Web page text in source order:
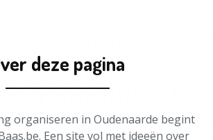
deze pagina
organiseren in Oudenaarde begint
Een site vol met ideeën over